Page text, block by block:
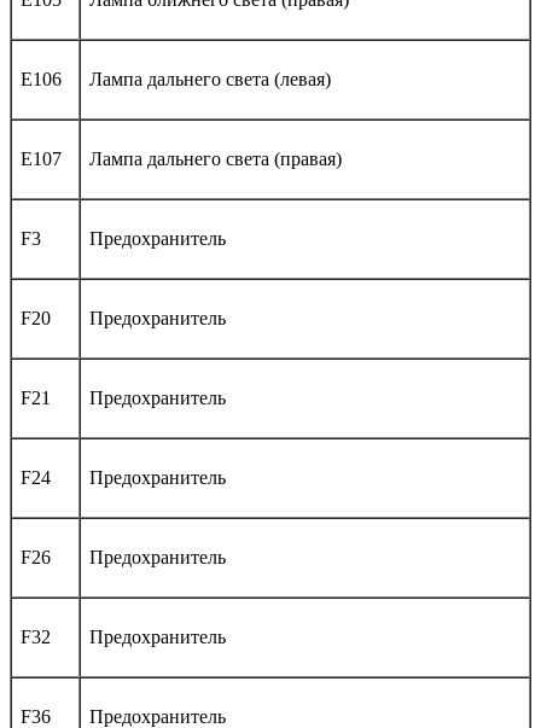
E106 Лампа дальнего света (левая)
E107 Лампа дальнего света (правая)
F3 Предохранитель
F20 Предохранитель
F21 Предохранитель
F24 Предохранитель
F26 Предохранитель
F32 Предохранитель
F36 Предохранитель